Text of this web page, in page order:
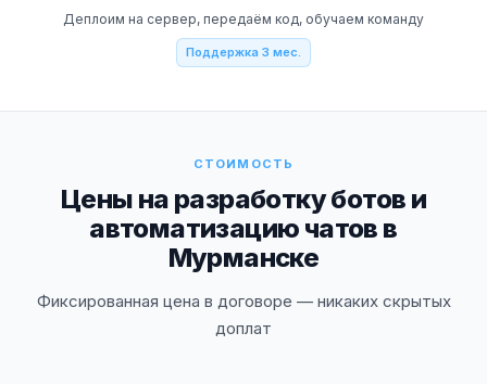
Деплоим на сервер, передаём код, обучаем команду
Поддержка 3 мес.
СТОИМОСТЬ
Цены на разработку ботов и
автоматизацию чатов в
Мурманске
Фиксированная цена в договоре — никаких скрытых
доплат